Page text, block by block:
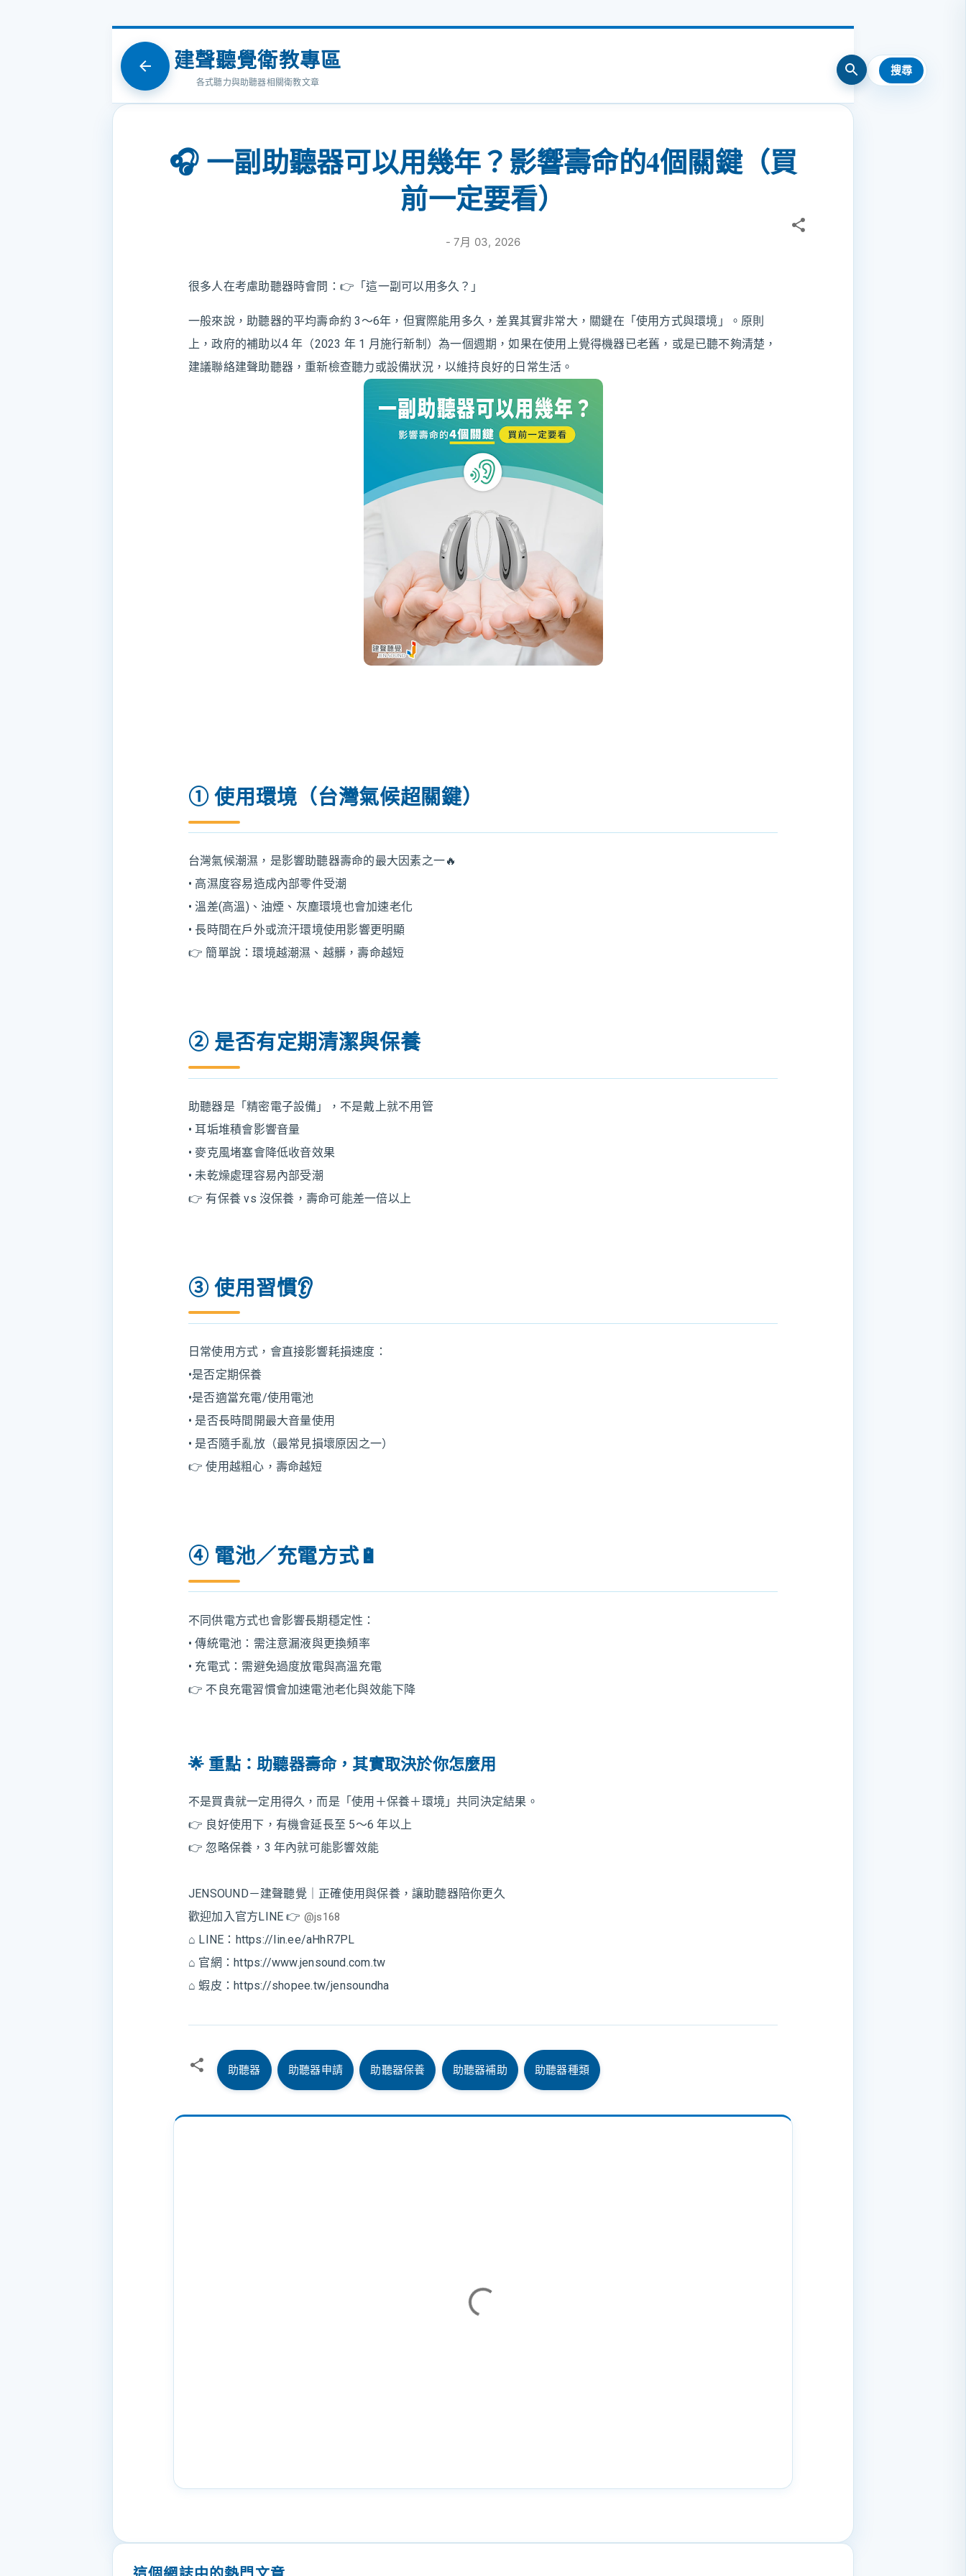
建聲聽覺衛教專區
各式聽力與助聽器相關衛教文章
🎧 一副助聽器可以用幾年？影響壽命的4個關鍵（買
前一定要看）
- 7月 03, 2026
很多人在考慮助聽器時會問：👉「這一副可以用多久？」
一般來說，助聽器的平均壽命約 3～6年，但實際能用多久，差異其實非常大，關鍵在「使用方式與環境」。原則
上，政府的補助以4 年（2023 年 1 月施行新制）為一個週期，如果在使用上覺得機器已老舊，或是已聽不夠清楚，
建議聯絡建聲助聽器，重新檢查聽力或設備狀況，以維持良好的日常生活。
① 使用環境（台灣氣候超關鍵）
台灣氣候潮濕，是影響助聽器壽命的最大因素之一🔥
• 高濕度容易造成內部零件受潮
• 溫差(高溫)、油煙、灰塵環境也會加速老化
• 長時間在戶外或流汗環境使用影響更明顯
👉 簡單說：環境越潮濕、越髒，壽命越短
② 是否有定期清潔與保養
助聽器是「精密電子設備」，不是戴上就不用管
• 耳垢堆積會影響音量
• 麥克風堵塞會降低收音效果
• 未乾燥處理容易內部受潮
👉 有保養 vs 沒保養，壽命可能差一倍以上
③ 使用習慣👂
日常使用方式，會直接影響耗損速度：
•是否定期保養
•是否適當充電/使用電池
• 是否長時間開最大音量使用
• 是否隨手亂放（最常見損壞原因之一）
👉 使用越粗心，壽命越短
④ 電池／充電方式🔋
不同供電方式也會影響長期穩定性：
• 傳統電池：需注意漏液與更換頻率
• 充電式：需避免過度放電與高溫充電
👉 不良充電習慣會加速電池老化與效能下降
🌟 重點：助聽器壽命，其實取決於你怎麼用
不是買貴就一定用得久，而是「使用＋保養＋環境」共同決定結果。
👉 良好使用下，有機會延長至 5～6 年以上
👉 忽略保養，3 年內就可能影響效能
JENSOUND－建聲聽覺｜正確使用與保養，讓助聽器陪你更久
歡迎加入官方LINE 👉 @js168
⌂ LINE：https://lin.ee/aHhR7PL
⌂ 官網：https://www.jensound.com.tw
⌂ 蝦皮： https://shopee.tw/jensoundha
助聽器 助聽器申請 助聽器保養 助聽器補助 助聽器種類